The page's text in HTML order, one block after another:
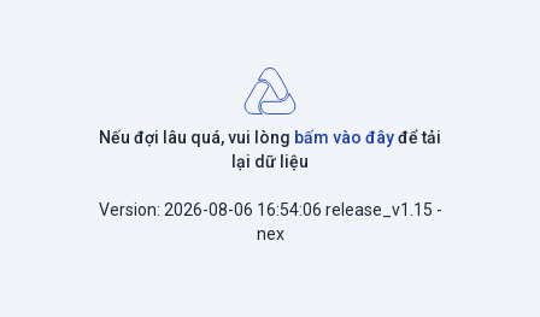
Nếu đợi lâu quá, vui lòng bấm vào đâyđể tải
lại dữ liệu
Version: 2026-08-06 16:54:06 release_v1.15 -
nex